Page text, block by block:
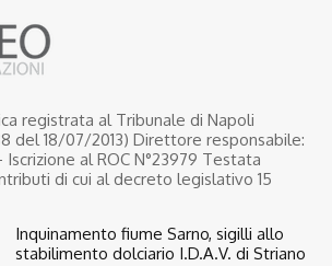
registrata al Tribunale di Napoli
del 18/07/2013) Direttore responsabile:
al ROC N°23979 Testata
di cui al decreto legislativo 15
Inquinamento fiume Sarno, sigilli allo
stabilimento dolciario I.D.A.V. di Striano